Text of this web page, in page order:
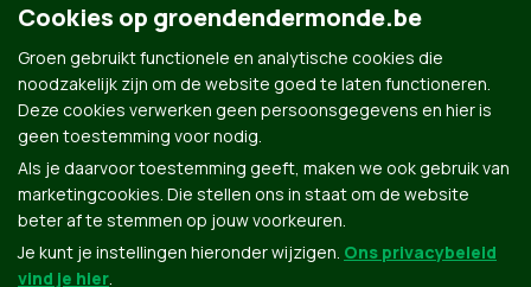
Cookies op groendendermonde.be
Groen gebruikt functionele en analytische cookies die
noodzakelijk zijn om de website goed te laten functioneren.
Deze cookies verwerken geen persoonsgegevens en hier is
geen toestemming voor nodig.
Als je daarvoor toestemming geeft, maken we ook gebruik van
marketingcookies. Die stellen ons in staat om de website
beter af te stemmen op jouw voorkeuren.
Je kunt je instellingen hieronder wijzigen. Ons privacybeleid
vind je hier.